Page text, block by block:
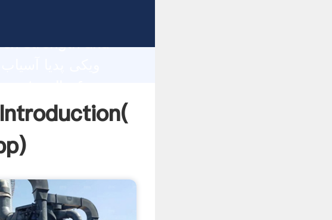
strength and
ویکی پدیا آسیاب خام عمودی Introduction(
)